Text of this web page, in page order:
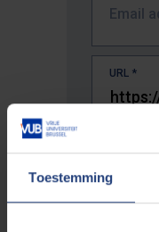
Toestemming
Email
URL *
The full URL